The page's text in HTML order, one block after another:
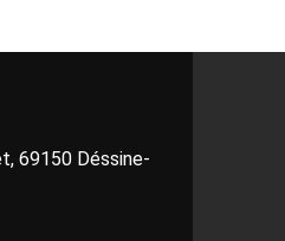
69150 Déssine-